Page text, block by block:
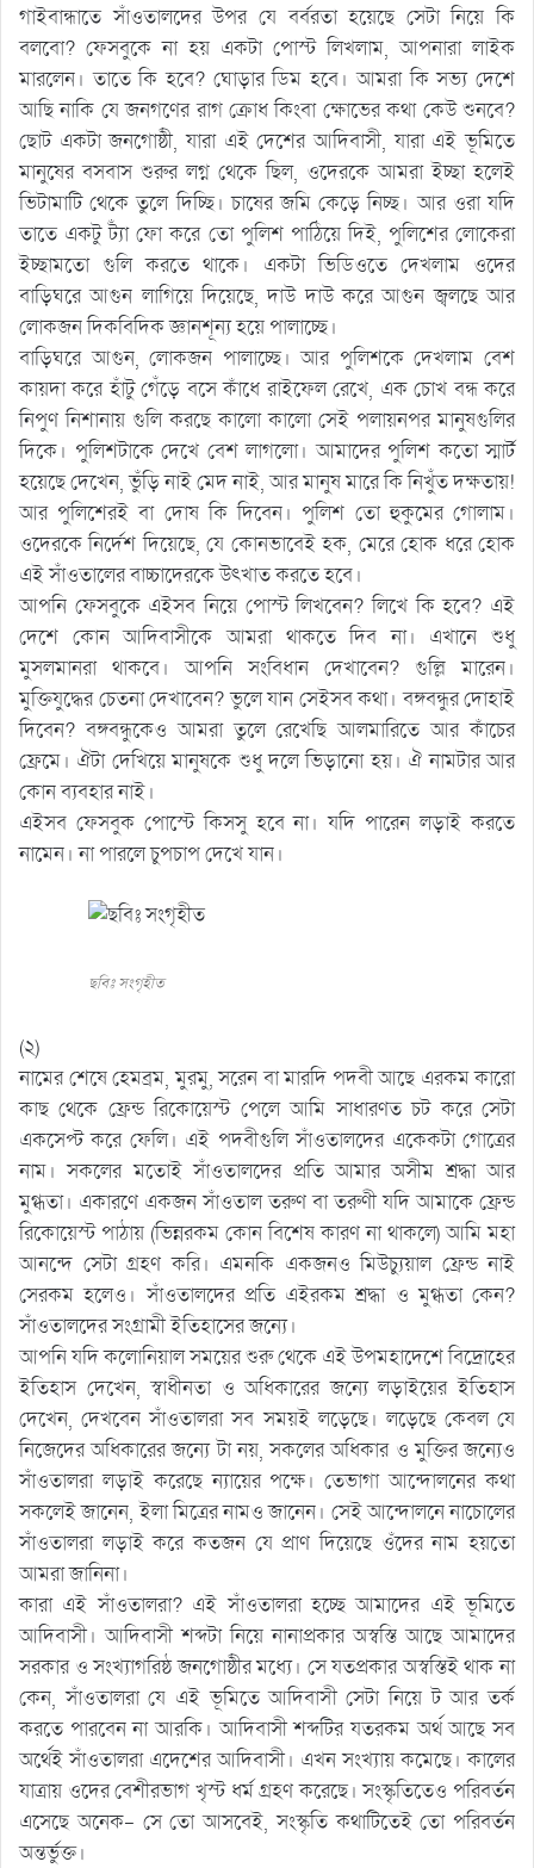
গাইবান্ধাতে সাঁওতালদের উপর যে বর্বরতা হয়েছে সেটা নিয়ে কি
বলবো? ফেসবুকে না হয় একটা পোস্ট লিখলাম, আপনারা লাইক
মারলেন। তাতে কি হবে? ঘোড়ার ডিম হবে। আমরা কি সভ্য দেশে
আছি নাকি যে জনগণের রাগ ক্রোধ কিংবা ক্ষোভের কথা কেউ শুনবে?
ছোট একটা জনগোষ্ঠী, যারা এই দেশের আদিবাসী, যারা এই ভূমিতে
মানুষের বসবাস শুরুর লগ্ন থেকে ছিল, ওদেরকে আমরা ইচ্ছা হলেই
ভিটামাটি থেকে তুলে দিচ্ছি। চাষের জমি কেড়ে নিচ্ছ। আর ওরা যদি
তাতে একটু ট্যাঁ ফো করে তো পুলিশ পাঠিয়ে দিই, পুলিশের লোকেরা
ইচ্ছামতো গুলি করতে থাকে। একটা ভিডিওতে দেখলাম ওদের
বাড়িঘরে আগুন লাগিয়ে দিয়েছে, দাউ দাউ করে আগুন জ্বলছে আর
লোকজন দিকবিদিক জ্ঞানশূন্য হয়ে পালাচ্ছে।
বাড়িঘরে আগুন, লোকজন পালাচ্ছে। আর পুলিশকে দেখলাম বেশ
কায়দা করে হাঁটু গেঁড়ে বসে কাঁধে রাইফেল রেখে, এক চোখ বন্ধ করে
নিপুণ নিশানায় গুলি করছে কালো কালো সেই পলায়নপর মানুষগুলির
দিকে। পুলিশটাকে দেখে বেশ লাগলো। আমাদের পুলিশ কতো স্মার্ট
হয়েছে দেখেন, ভুঁড়ি নাই মেদ নাই, আর মানুষ মারে কি নিখুঁত দক্ষতায়!
আর পুলিশেরই বা দোষ কি দিবেন। পুলিশ তো হুকুমের গোলাম।
ওদেরকে নির্দেশ দিয়েছে, যে কোনভাবেই হক, মেরে হোক ধরে হোক
এই সাঁওতালের বাচ্চাদেরকে উৎখাত করতে হবে।
আপনি ফেসবুকে এইসব নিয়ে পোস্ট লিখবেন? লিখে কি হবে? এই
দেশে কোন আদিবাসীকে আমরা থাকতে দিব না। এখানে শুধু
মুসলমানরা থাকবে। আপনি সংবিধান দেখাবেন? গুল্লি মারেন।
মুক্তিযুদ্ধের চেতনা দেখাবেন? ভুলে যান সেইসব কথা। বঙ্গবন্ধুর দোহাই
দিবেন? বঙ্গবন্ধুকেও আমরা তুলে রেখেছি আলমারিতে আর কাঁচের
ফ্রেমে। ঐটা দেখিয়ে মানুষকে শুধু দলে ভিড়ানো হয়। ঐ নামটার আর
কোন ব্যবহার নাই।
এইসব ফেসবুক পোস্টে কিসসু হবে না। যদি পারেন লড়াই করতে
নামেন। না পারলে চুপচাপ দেখে যান।
ছবিঃ সংগৃহীত
(২)
নামের শেষে হেমব্রম, মুরমু, সরেন বা মারদি পদবী আছে এরকম কারো
কাছ থেকে ফ্রেন্ড রিকোয়েস্ট পেলে আমি সাধারণত চট করে সেটা
একসেপ্ট করে ফেলি। এই পদবীগুলি সাঁওতালদের একেকটা গোত্রের
নাম। সকলের মতোই সাঁওতালদের প্রতি আমার অসীম শ্রদ্ধা আর
মুগ্ধতা। একারণে একজন সাঁওতাল তরুণ বা তরুণী যদি আমাকে ফ্রেন্ড
রিকোয়েস্ট পাঠায় (ভিন্নরকম কোন বিশেষ কারণ না থাকলে) আমি মহা
আনন্দে সেটা গ্রহণ করি। এমনকি একজনও মিউচ্যুয়াল ফ্রেন্ড নাই
সেরকম হলেও। সাঁওতালদের প্রতি এইরকম শ্রদ্ধা ও মুগ্ধতা কেন?
সাঁওতালদের সংগ্রামী ইতিহাসের জন্যে।
আপনি যদি কলোনিয়াল সময়ের শুরু থেকে এই উপমহাদেশে বিদ্রোহের
ইতিহাস দেখেন, স্বাধীনতা ও অধিকারের জন্যে লড়াইয়ের ইতিহাস
দেখেন, দেখবেন সাঁওতালরা সব সময়ই লড়েছে। লড়েছে কেবল যে
নিজেদের অধিকারের জন্যে টা নয়, সকলের অধিকার ও মুক্তির জন্যেও
সাঁওতালরা লড়াই করেছে ন্যায়ের পক্ষে। তেভাগা আন্দোলনের কথা
সকলেই জানেন, ইলা মিত্রের নামও জানেন। সেই আন্দোলনে নাচোলের
সাঁওতালরা লড়াই করে কতজন যে প্রাণ দিয়েছে ওঁদের নাম হয়তো
আমরা জানিনা।
কারা এই সাঁওতালরা? এই সাঁওতালরা হচ্ছে আমাদের এই ভূমিতে
আদিবাসী। আদিবাসী শব্দটা নিয়ে নানাপ্রকার অস্বস্তি আছে আমাদের
সরকার ও সংখ্যাগরিষ্ঠ জনগোষ্ঠীর মধ্যে। সে যতপ্রকার অস্বস্তিই থাক না
কেন, সাঁওতালরা যে এই ভূমিতে আদিবাসী সেটা নিয়ে ট আর তর্ক
করতে পারবেন না আরকি। আদিবাসী শব্দটির যতরকম অর্থ আছে সব
অর্থেই সাঁওতালরা এদেশের আদিবাসী। এখন সংখ্যায় কমেছে। কালের
যাত্রায় ওদের বেশীরভাগ খৃস্ট ধর্ম গ্রহণ করেছে। সংস্কৃতিতেও পরিবর্তন
এসেছে অনেক- সে তো আসবেই, সংস্কৃতি কথাটিতেই তো পরিবর্তন
অন্তর্ভুক্ত।